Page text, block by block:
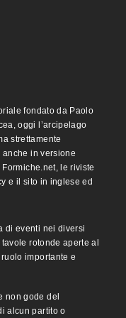
fondato da Paolo
oggi l’arcipelago
strettamente
in versione
le riviste
e il sito in inglese ed
di eventi nei diversi
rotonde aperte al
importante e
non gode del
alcun partito o